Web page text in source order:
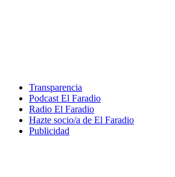
Transparencia
Podcast El Faradio
Radio El Faradio
Hazte socio/a de El Faradio
Publicidad